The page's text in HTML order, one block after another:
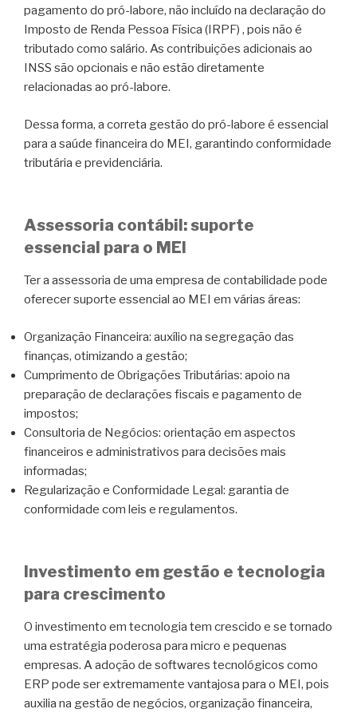
pagamento do pró-labore, não incluído na declaração do
Imposto de Renda Pessoa Física (IRPF) , pois não é
tributado como salário. As contribuições adicionais ao
INSS são opcionais e não estão diretamente
relacionadas ao pró-labore.
Dessa forma, a correta gestão do pró-labore é essencial
para a saúde financeira do MEI, garantindo conformidade
tributária e previdenciária.
Assessoria contábil: suporte
essencial para o MEI
Ter a assessoria de uma empresa de contabilidade pode
oferecer suporte essencial ao MEI em várias áreas:
Organização Financeira: auxílio na segregação das
finanças, otimizando a gestão;
Cumprimento de Obrigações Tributárias: apoio na
preparação de declarações fiscais e pagamento de
impostos;
Consultoria de Negócios: orientação em aspectos
financeiros e administrativos para decisões mais
informadas;
Regularização e Conformidade Legal: garantia de
conformidade com leis e regulamentos.
Investimento em gestão e tecnologia
para crescimento
O investimento em tecnologia tem crescido e se tornado
uma estratégia poderosa para micro e pequenas
empresas. A adoção de softwares tecnológicos como
ERP pode ser extremamente vantajosa para o MEI, pois
auxilia na gestão de negócios, organização financeira,